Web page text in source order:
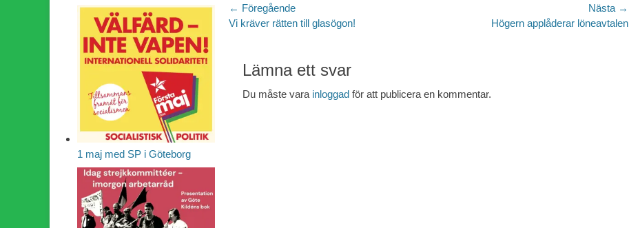
Inläggsnavigering
← Föregående
Föregående
Vi kräver rätten till glasögon!
Nästa →
Högern applåderar löneavtalen
Lämna ett svar
Du måste vara inloggad för att publicera en kommentar.
1 maj med SP i Göteborg